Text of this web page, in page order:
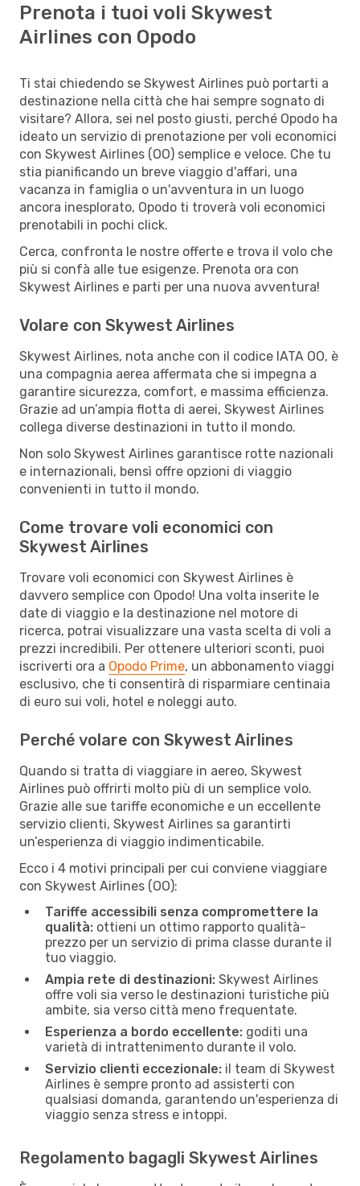
Prenota i tuoi voli Skywest
Airlines con Opodo
Ti stai chiedendo se Skywest Airlines può portarti a
destinazione nella città che hai sempre sognato di
visitare? Allora, sei nel posto giusti, perché Opodo ha
ideato un servizio di prenotazione per voli economici
con Skywest Airlines (OO) semplice e veloce. Che tu
stia pianificando un breve viaggio d'affari, una
vacanza in famiglia o un'avventura in un luogo
ancora inesplorato, Opodo ti troverà voli economici
prenotabili in pochi click.
Cerca, confronta le nostre offerte e trova il volo che
più si confà alle tue esigenze. Prenota ora con
Skywest Airlines e parti per una nuova avventura!
Volare con Skywest Airlines
Skywest Airlines, nota anche con il codice IATA OO, è
una compagnia aerea affermata che si impegna a
garantire sicurezza, comfort, e massima efficienza.
Grazie ad un’ampia flotta di aerei, Skywest Airlines
collega diverse destinazioni in tutto il mondo.
Non solo Skywest Airlines garantisce rotte nazionali
e internazionali, bensì offre opzioni di viaggio
convenienti in tutto il mondo.
Come trovare voli economici con
Skywest Airlines
Trovare voli economici con Skywest Airlines è
davvero semplice con Opodo! Una volta inserite le
date di viaggio e la destinazione nel motore di
ricerca, potrai visualizzare una vasta scelta di voli a
prezzi incredibili. Per ottenere ulteriori sconti, puoi
iscriverti ora a Opodo Prime, un abbonamento viaggi
esclusivo, che ti consentirà di risparmiare centinaia
di euro sui voli, hotel e noleggi auto.
Perché volare con Skywest Airlines
Quando si tratta di viaggiare in aereo, Skywest
Airlines può offrirti molto più di un semplice volo.
Grazie alle sue tariffe economiche e un eccellente
servizio clienti, Skywest Airlines sa garantirti
un’esperienza di viaggio indimenticabile.
Ecco i 4 motivi principali per cui conviene viaggiare
con Skywest Airlines (OO):
Tariffe accessibili senza compromettere la
qualità: ottieni un ottimo rapporto qualità-
prezzo per un servizio di prima classe durante il
tuo viaggio.
Ampia rete di destinazioni: Skywest Airlines
offre voli sia verso le destinazioni turistiche più
ambite, sia verso città meno frequentate.
Esperienza a bordo eccellente: goditi una
varietà di intrattenimento durante il volo.
Servizio clienti eccezionale: il team di Skywest
Airlines è sempre pronto ad assisterti con
qualsiasi domanda, garantendo un'esperienza di
viaggio senza stress e intoppi.
Regolamento bagagli Skywest Airlines